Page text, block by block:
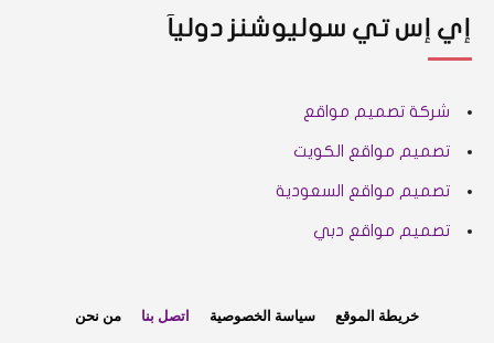
إي إس تي سوليوشنز دوليآ
شركة تصميم مواقع
تصميم مواقع الكويت
تصميم مواقع السعودية
تصميم مواقع دبي
من نحن اتصل بنا سياسة الخصوصية خريطة الموقع